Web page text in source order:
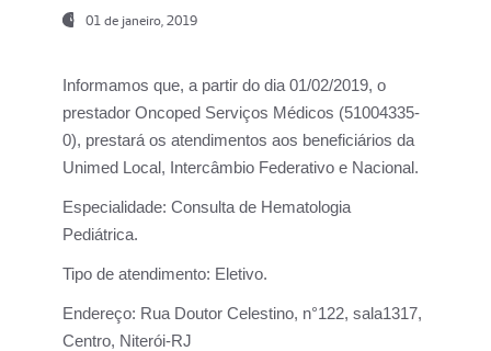
01 de janeiro, 2019
Informamos que, a partir do dia 01/02/2019, o
prestador Oncoped Serviços Médicos (51004335-
0), prestará os atendimentos aos beneficiários da
Unimed Local, Intercâmbio Federativo e Nacional.
Especialidade: Consulta de Hematologia
Pediátrica.
Tipo de atendimento: Eletivo.
Endereço: Rua Doutor Celestino, n°122, sala1317,
Centro, Niterói-RJ